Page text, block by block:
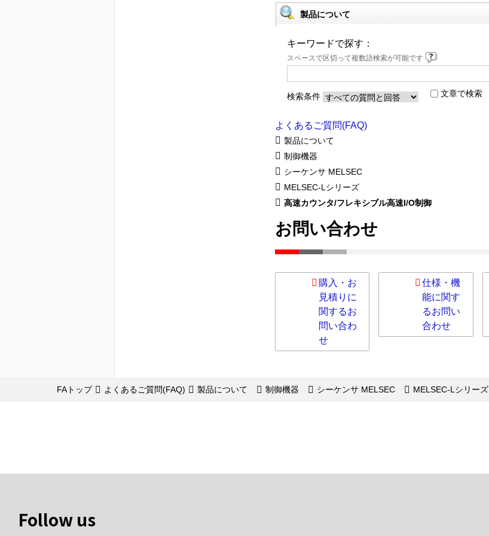
製品について
キーワードで探す：
スペースで区切って複数語検索が可能です
検索条件 文章で検索
よくあるご質問(FAQ)
製品について
制御機器
シーケンサ MELSEC
MELSEC-Lシリーズ
高速カウンタ/フレキシブル高速I/O制御
お問い合わせ
購入・お
見積りに
関するお
問い合わ
せ
仕様・機
能に関す
るお問い
合わせ
FAトップ よくあるご質問(FAQ) 製品について 制御機器 シーケンサ MELSEC MELSEC-Lシリーズ
Follow us